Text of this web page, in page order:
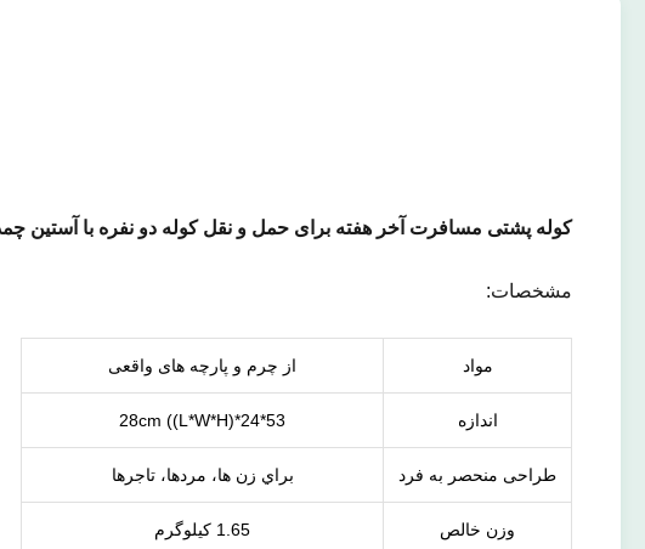
کوله پشتی مسافرت آخر هفته برای حمل و نقل کوله دو نفره با آستین
مشخصات:
مواد از چرم و پارچه های واقعی
اندازه 53*24*28cm ((L*W*H)
طراحی منحصر به فرد براي زن ها، مردها، تاجرها
وزن خالص 1.65 کيلوگرم